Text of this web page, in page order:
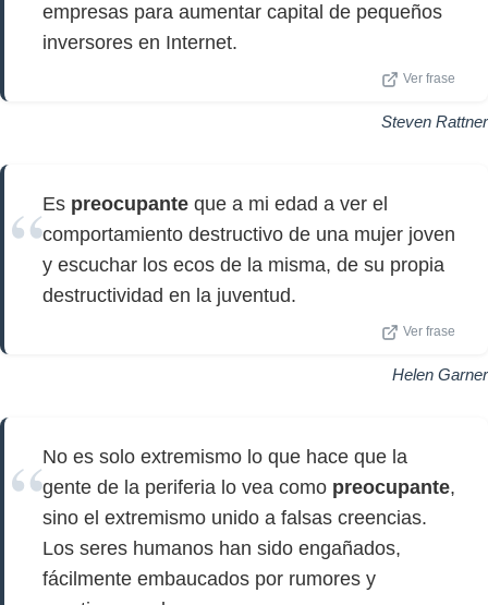
empresas para aumentar capital de pequeños
inversores en Internet.
Ver frase
Steven Rattner
Es preocupante que a mi edad a ver el
comportamiento destructivo de una mujer joven
y escuchar los ecos de la misma, de su propia
destructividad en la juventud.
Ver frase
Helen Garner
No es solo extremismo lo que hace que la
gente de la periferia lo vea como preocupante,
sino el extremismo unido a falsas creencias.
Los seres humanos han sido engañados,
fácilmente embaucados por rumores y